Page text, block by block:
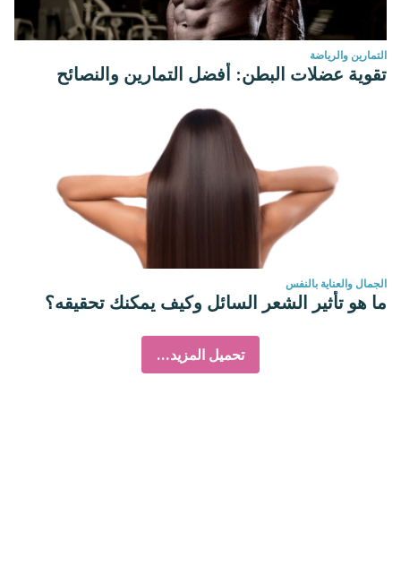
التمارين والرياضة
تقوية عضلات البطن: أفضل التمارين والنصائح
الجمال والعناية بالنفس
ما هو تأثير الشعر السائل وكيف يمكنك تحقيقه؟
تحميل المزيد...